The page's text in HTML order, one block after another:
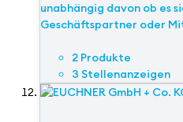
unabhängig davon ob es
Geschäftspartner oder
2 Produkte
3 Stellenanzeigen